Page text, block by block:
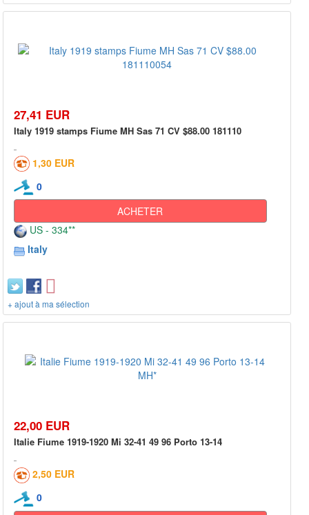
27,41 EUR
Italy 1919 stamps Fiume MH Sas 71 CV $88.00 181110
1,30 EUR
0
ACHETER
US - 334**
Italy
+ ajout à ma sélection
22,00 EUR
Italie Fiume 1919-1920 Mi 32-41 49 96 Porto 13-14
2,50 EUR
0